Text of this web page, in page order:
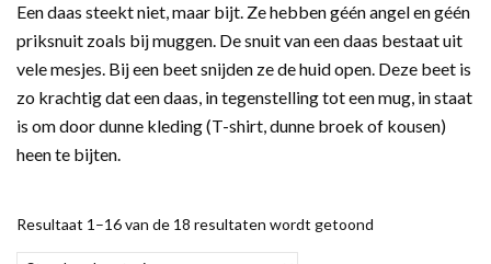
Een daas steekt niet, maar bijt. Ze hebben géén angel en géén
priksnuit zoals bij muggen. De snuit van een daas bestaat uit
vele mesjes. Bij een beet snijden ze de huid open. Deze beet is
zo krachtig dat een daas, in tegenstelling tot een mug, in staat
is om door dunne kleding (T-shirt, dunne broek of kousen)
heen te bijten.
Resultaat 1–16 van de 18 resultaten wordt getoond